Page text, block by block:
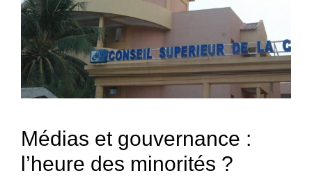
Médias et gouvernance :
l’heure des minorités ?